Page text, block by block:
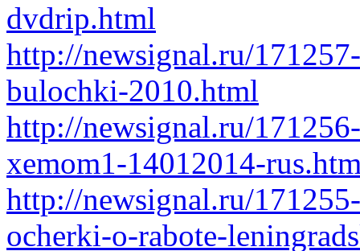
dvdrip.html
http://newsignal.ru/
bulochki-2010.html
http://newsignal.ru/
xemom1-14012014-
http://newsignal.ru/
ocherki-o-rabote-